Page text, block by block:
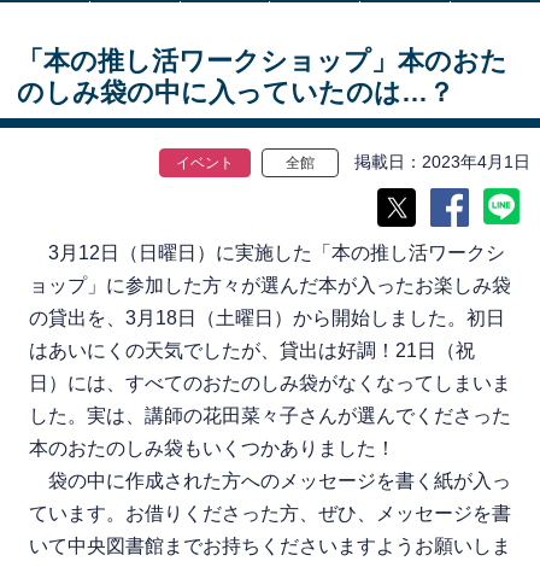
「本の推し活ワークショップ」本のおた
のしみ袋の中に入っていたのは…？
イベント 全館 掲載日 2023年4月1日
3月12日（日曜日）に実施した「本の推し活ワークシ
ョップ」に参加した方々が選んだ本が入ったお楽しみ袋
の貸出を、3月18日（土曜日）から開始しました。初日
はあいにくの天気でしたが、貸出は好調！21日（祝
日）には、すべてのおたのしみ袋がなくなってしまいま
した。実は、講師の花田菜々子さんが選んでくださった
本のおたのしみ袋もいくつかありました！
袋の中に作成された方へのメッセージを書く紙が入っ
ています。お借りくださった方、ぜひ、メッセージを書
いて中央図書館までお持ちくださいますようお願いしま